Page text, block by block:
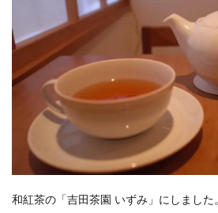
和紅茶の「吉田茶園 いずみ」にしました